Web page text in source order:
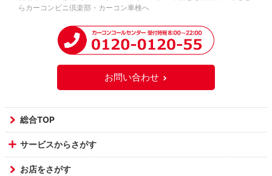
らカーコンビニ倶楽部・カーコン車検へ
お問い合わせ
総合TOP
サービスからさがす
お店をさがす